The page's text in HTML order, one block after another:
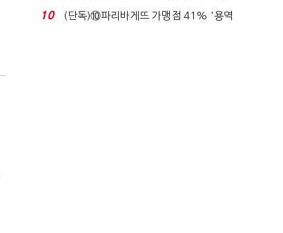
업 드라이브'...
10
(단독)⑩파리바게뜨 가맹점 41% '용역